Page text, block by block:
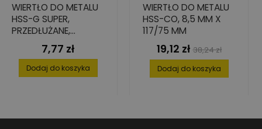
WIERTŁO DO METALU
HSS-G SUPER,
PRZEDŁUŻANE,
3,2X69/106
Cena
7,77 zł
Dodaj do koszyka
WIERTŁO DO METALU
HSS-CO, 8,5 MM X
117/75 MM
Cena
19,12 zł Cena
podstawowa
38,24 zł
Dodaj do koszyka